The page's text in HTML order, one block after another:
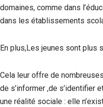
domaines, comme dans
dans les établissements
En plus,Les jeunes sont plus
Cela leur offre de
de s’informer ,de s’identifier
une réalité sociale : elle